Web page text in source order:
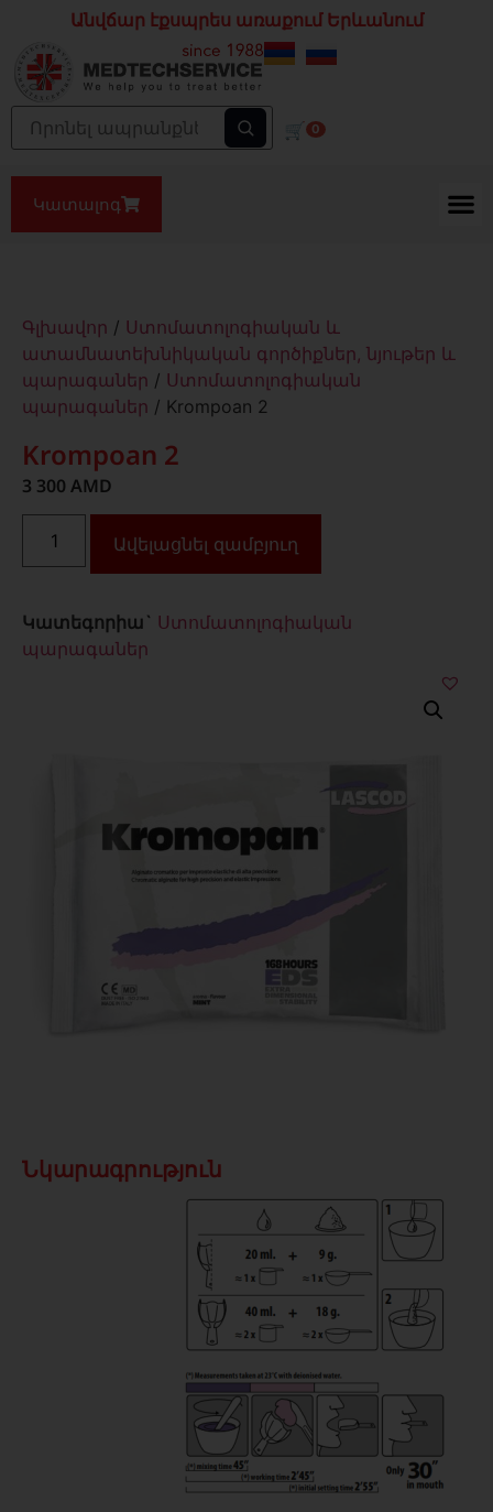
Անվճար էքսպրես առաքում Երևանում
🛒 0
Կատալոգ
Գլխավոր / Ստոմատոլոգիական և
ատամնատեխնիկական գործիքներ, նյութեր և
պարագաներ / Ստոմատոլոգիական
պարագաներ / Krompoan 2
Krompoan 2
3 300 AMD
Ավելացնել զամբյուղ
Կատեգորիա` Ստոմատոլոգիական
պարագաներ
Նկարագրություն